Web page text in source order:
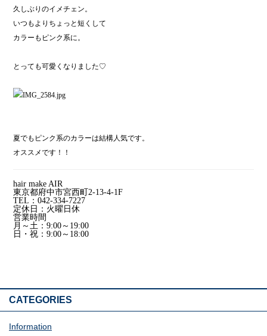
久しぶりのイメチェン。
いつもよりちょっと短くして
カラーもピンク系に。
とっても可愛くなりました♡
夏でもピンク系のカラーは結構人気です。
オススメです！！
hair make AIR
東京都府中市宮西町2-13-4-1F
TEL：042-334-7227
定休日：火曜日休
営業時間
月～土：9:00～19:00
日・祝：9:00～18:00
CATEGORIES
Information